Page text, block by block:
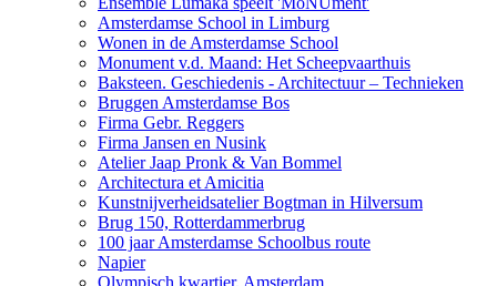
Amsterdamse School in Limburg
Wonen in de Amsterdamse School
Monument v.d. Maand: Het Scheepvaarthuis
Baksteen. Geschiedenis - Architectuur – Technieken
Bruggen Amsterdamse Bos
Firma Gebr. Reggers
Firma Jansen en Nusink
Atelier Jaap Pronk & Van Bommel
Architectura et Amicitia
Kunstnijverheidsatelier Bogtman in Hilversum
Brug 150, Rotterdammerbrug
100 jaar Amsterdamse Schoolbus route
Napier